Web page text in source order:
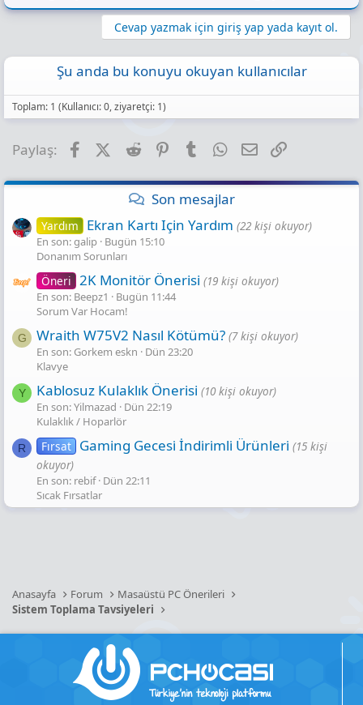
Cevap yazmak için giriş yap yada kayıt ol.
Şu anda bu konuyu okuyan kullanıcılar
Toplam: 1 (Kullanıcı: 0, ziyaretçi: 1)
Paylaş: FacebookX (Twitter)
Reddit PinterestTumblr WhatsApp
E-posta
Son mesajlar
Yardım Ekran Kartı Için Yardım (22 kişi okuyor)
En son: galip Bugün 15:10
Donanım Sorunları
Öneri 2K Monitör Önerisi (19 kişi okuyor)
En son: Beepz1
Bugün 11:44
Sorum Var Hocam!
G Wraith W75V2 Nasıl Kötümü? (7 kişi okuyor)
En son: Gorkem eskn
Dün 23:20
Klavye
Y Kablosuz Kulaklık Önerisi (10 kişi okuyor)
En son: Yilmazad
Dün 22:19
Kulaklık / Hoparlör
R Fırsat Gaming Gecesi̇ İndi̇ri̇mli̇ Ürünleri̇ (15 kişi
okuyor)
En son: rebif Dün 22:11
Sıcak Fırsatlar
Anasayfa Forum
Masaüstü PC Önerileri
Sistem Toplama Tavsiyeleri